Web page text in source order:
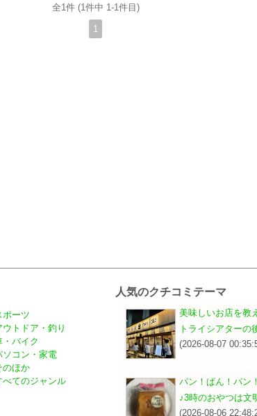
全1件 (1件中 1-1件目)
1
ポーツ
ウトドア・釣り
・バイク
ソコン・家電
のほか
べてのジャンル
人気のクチコミテーマ
美味しいお店を教
トライシアター
(2026-08-07
パン！ぱん！パン！
♪3時のおやつは
(2026-08-06